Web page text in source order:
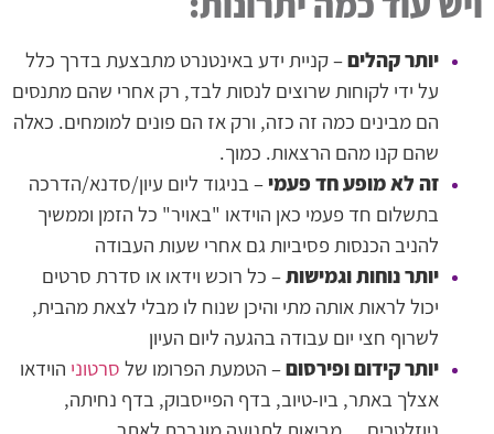
יותר קהלים– קניית ידע באינטנרט מתבצעת בדרך כלל
על ידי לקוחות שרוצים לנסות לבד, רק אחרי שהם מתנסים
הם מבינים כמה זה כזה, ורק אז הם פונים למומחים. כאלה
שהם קנו מהם הרצאות. כמוך.
זה לא מופע חד פעמי– בניגוד ליום עיון/סדנא/הדרכה
בתשלום חד פעמי כאן הוידאו "באויר" כל הזמן וממשיך
להניב הכנסות פסיביות גם אחרי שעות העבודה
יותר נוחות וגמישות– כל רוכש וידאו או סדרת סרטים
יכול לראות אותה מתי והיכן שנוח לו מבלי לצאת מהבית,
לשרוף חצי יום עבודה בהגעה ליום העיון
יותר קידום ופירסום– הטמעת הפרומו של סרטוני הוידאו
אצלך באתר, ביו-טיוב, בדף הפייסבוק, בדף נחיתה,